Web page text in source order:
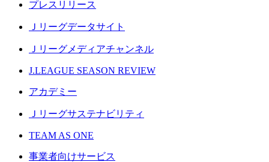
プレスリリース
Ｊリーグデータサイト
Ｊリーグメディアチャンネル
J.LEAGUE SEASON REVIEW
アカデミー
Ｊリーグサステナビリティ
TEAM AS ONE
事業者向けサービス